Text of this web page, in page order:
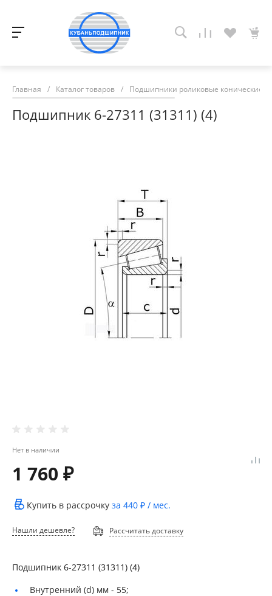
Главная / Каталог товаров / Подшипники роликовые конические
Подшипник 6-27311 (31311) (4)
Нет в наличии
1 760 ₽
Купить в рассрочку за 440 ₽ / мес.
Нашли дешевле? Рассчитать доставку
Подшипник 6-27311 (31311) (4)
Внутренний (d) мм - 55;